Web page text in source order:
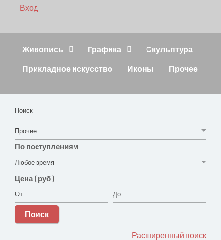
Вход
Живопись Графика Скульптура
Прикладное искусство Иконы Прочее
По поступлениям
Цена ( руб )
Поиск
Расширенный поиск